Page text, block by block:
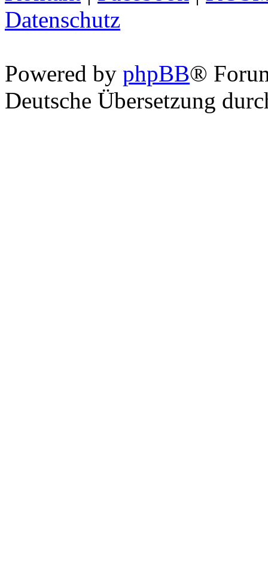
Datenschutz
Powered by phpBB®
Deutsche Übersetzung